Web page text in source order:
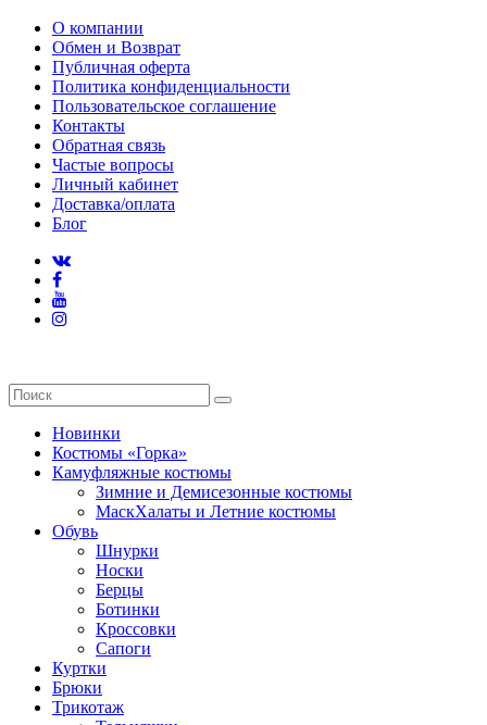
О компании
Обмен и Возврат
Публичная оферта
Политика конфиденциальности
Пользовательское соглашение
Контакты
Обратная связь
Частые вопросы
Личный кабинет
Доставка/оплата
Блог
Новинки
Костюмы «Горка»
Камуфляжные костюмы
Зимние и Демисезонные костюмы
МаскХалаты и Летние костюмы
Обувь
Шнурки
Носки
Берцы
Ботинки
Кроссовки
Сапоги
Куртки
Брюки
Трикотаж